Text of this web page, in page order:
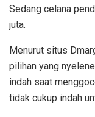
Sedang celana
juta.
Menurut situs
pilihan yang
indah saat
tidak cukup indah